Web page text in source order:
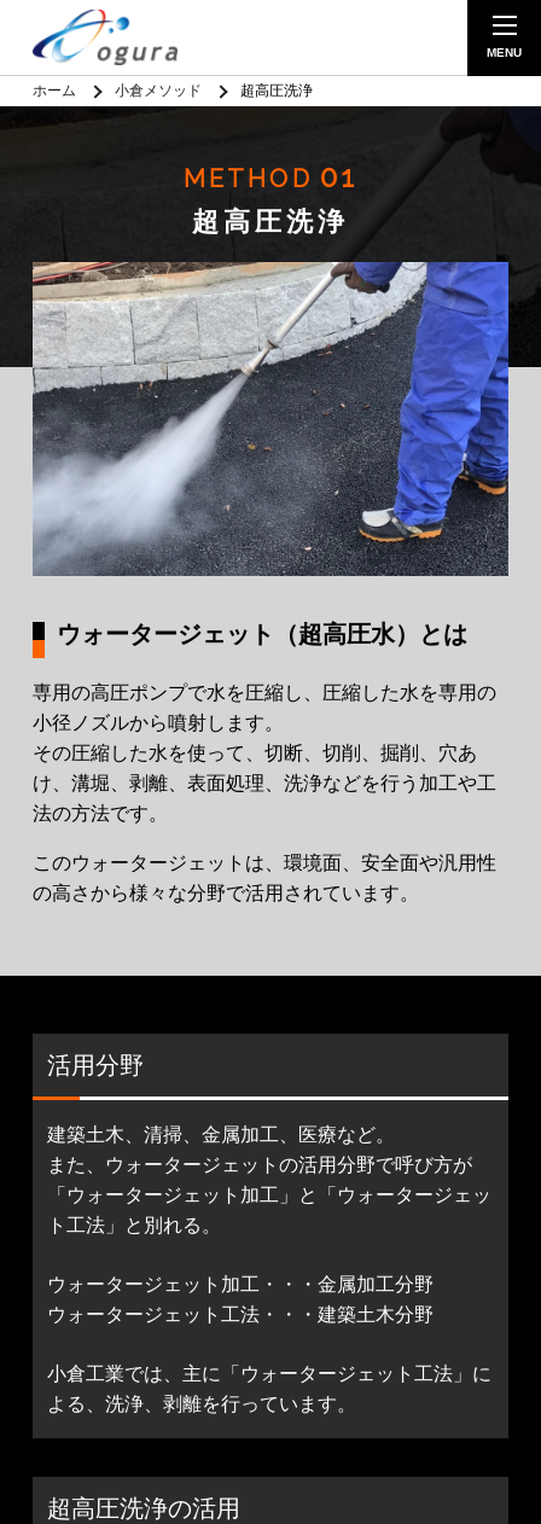
ホーム 小倉メソッド 超高圧洗浄
METHOD 01
超高圧洗浄
ウォータージェット（超高圧水）とは
専用の高圧ポンプで水を圧縮し、圧縮した水を専用の
小径ノズルから噴射します。
その圧縮した水を使って、切断、切削、掘削、穴あ
け、溝堀、剥離、表面処理、洗浄などを行う加工や工
法の方法です。
このウォータージェットは、環境面、安全面や汎用性
の高さから様々な分野で活用されています。
活用分野
建築土木、清掃、金属加工、医療など。
また、ウォータージェットの活用分野で呼び方が
「ウォータージェット加工」と「ウォータージェッ
ト工法」と別れる。
ウォータージェット加工・・・金属加工分野
ウォータージェット工法・・・建築土木分野
小倉工業では、主に「ウォータージェット工法」に
よる、洗浄、剥離を行っています。
超高圧洗浄の活用